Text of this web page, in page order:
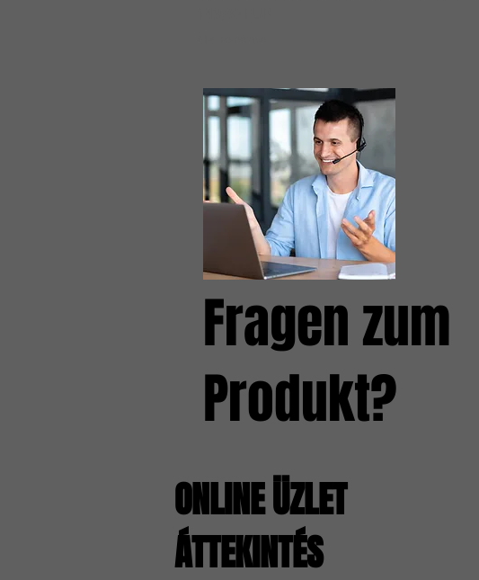
Fragen zum
Produkt?
ONLINE ÜZLET
ÁTTEKINTÉS